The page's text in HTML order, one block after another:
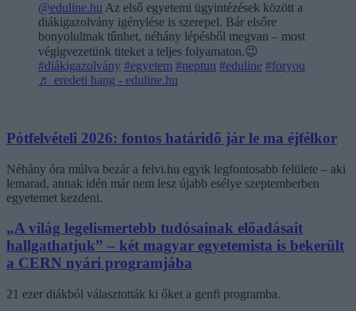
@eduline.hu Az első egyetemi ügyintézések között a
diákigazolvány igénylése is szerepel. Bár elsőre
bonyolultnak tűnhet, néhány lépésből megvan – most
végigvezetünk titeket a teljes folyamaton.😉
#diákigazolvány #egyetem #neptun #eduline #foryou
♬ eredeti hang - eduline.hu
Pótfelvételi 2026: fontos határidő jár le ma éjfélkor
Néhány óra múlva bezár a felvi.hu egyik legfontosabb felülete – aki
lemarad, annak idén már nem lesz újabb esélye szeptemberben
egyetemet kezdeni.
„A világ legelismertebb tudósainak előadásait
hallgathatjuk” – két magyar egyetemista is bekerült
a CERN nyári programjába
21 ezer diákból választották ki őket a genfi programba.